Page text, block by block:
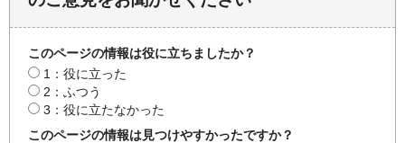
このページの情報は役に立ちましたか？
1：役に立った
2：ふつう
3：役に立たなかった
このページの情報は見つけやすかったですか？